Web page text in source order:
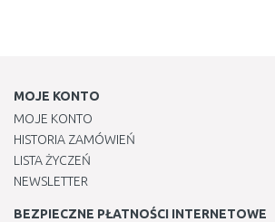
MOJE KONTO
MOJE KONTO
HISTORIA ZAMÓWIEŃ
LISTA ŻYCZEŃ
NEWSLETTER
BEZPIECZNE PŁATNOŚCI INTERNETOWE